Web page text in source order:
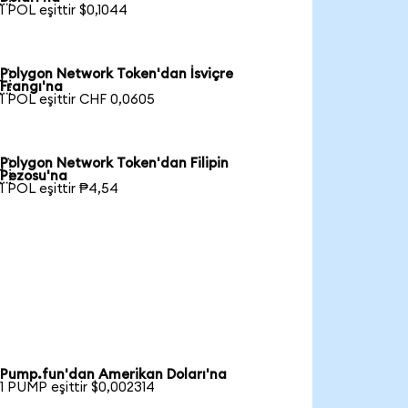
1 POL eşittir $0,1044
Polygon Network Token'dan İsviçre
Frangı'na
1 POL eşittir CHF 0,0605
Polygon Network Token'dan Filipin
Pezosu'na
1 POL eşittir ₱4,54
Pump.fun'dan Amerikan Doları'na
1 PUMP eşittir $0,002314